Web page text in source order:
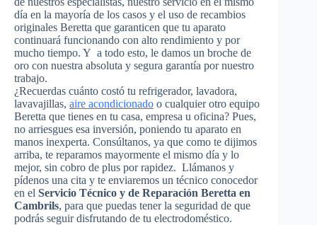
día en la mayoría de los casos y el uso de recambios
originales Beretta que garanticen que tu aparato
continuará funcionando con alto rendimiento y por
mucho tiempo. Y a todo esto, le damos un broche de
oro con nuestra absoluta y segura garantía por nuestro
trabajo.
¿Recuerdas cuánto costó tu refrigerador, lavadora,
lavavajillas, aire acondicionado o cualquier otro equipo
Beretta que tienes en tu casa, empresa u oficina? Pues,
no arriesgues esa inversión, poniendo tu aparato en
manos inexperta. Consúltanos, ya que como te dijimos
arriba, te reparamos mayormente el mismo día y lo
mejor, sin cobro de plus por rapidez. Llámanos y
pídenos una cita y te enviaremos un técnico conocedor
en el Servicio Técnico y de Reparación Beretta en
Cambrils, para que puedas tener la seguridad de que
podrás seguir disfrutando de tu electrodoméstico.